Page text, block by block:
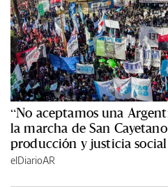
“No aceptamos una
la marcha de San
producción y justicia social
elDiarioAR